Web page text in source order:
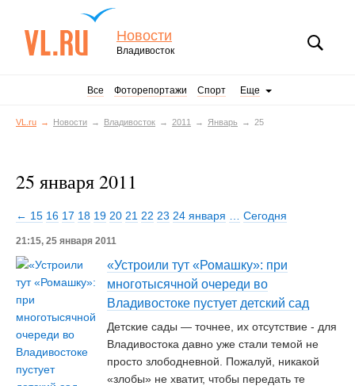
Новости
Владивосток
Все Фоторепортажи Спорт Еще
VL.ru Новости Владивосток 2011 Январь 25
25 января 2011
← 15 16 17 18 19 20 21 22 23 24 января Сегодня
21:15, 25 января 2011
«Устроили тут «Ромашку»: при
многотысячной очереди во
Владивостоке пустует детский сад
Детские сады — точнее, их отсутствие - для
Владивостока давно уже стали темой не
просто злободневной. Пожалуй, никакой
«злобы» не хватит, чтобы передать те